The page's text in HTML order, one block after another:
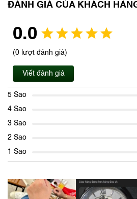
ĐÁNH GIÁ CỦA KHÁCH
0.0
(0 lượt đánh giá)
Viết đánh giá
5 Sao
4 Sao
3 Sao
2 Sao
1 Sao